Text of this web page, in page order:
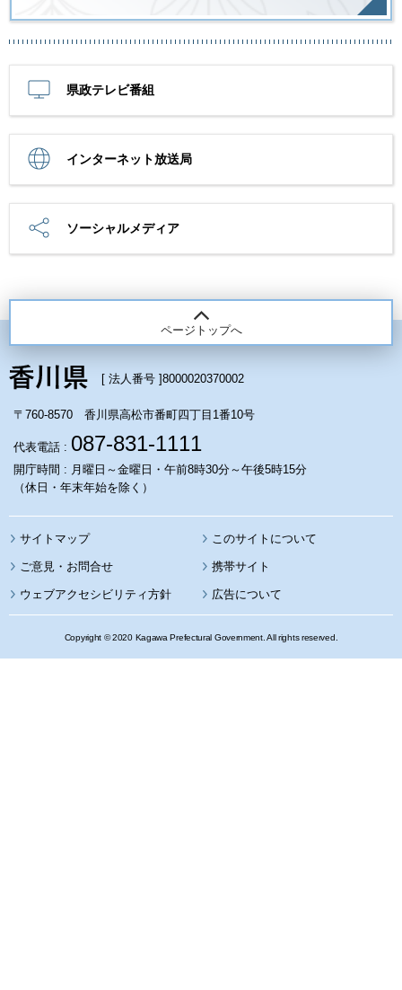
県政テレビ番組
インターネット放送局
ソーシャルメディア
ページトップへ
[ 法人番号 ]8000020370002
〒760-8570 香川県高松市番町四丁目1番10号
代表電話 : 087-831-1111
開庁時間 : 月曜日～金曜日・午前8時30分～午後5時15分
（休日・年末年始を除く）
サイトマップ このサイトについて
携帯サイト
ウェブアクセシビリティ方針 広告について
Copyright © 2020 Kagawa Prefectural Government. All rights reserved.